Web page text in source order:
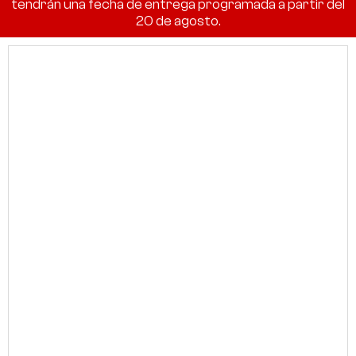
tendrán una fecha de entrega programada a partir del
20 de agosto.